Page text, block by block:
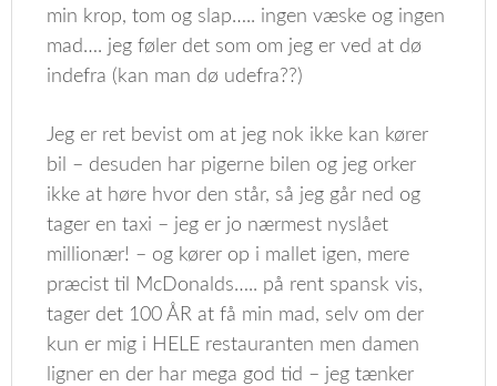
min krop, tom og slap….. ingen væske og ingen
mad…. jeg føler det som om jeg er ved at dø
indefra (kan man dø udefra??)
Jeg er ret bevist om at jeg nok ikke kan kører
bil – desuden har pigerne bilen og jeg orker
ikke at høre hvor den står, så jeg går ned og
tager en taxi – jeg er jo nærmest nyslået
millionær! – og kører op i mallet igen, mere
præcist til McDonalds….. på rent spansk vis,
tager det 100 ÅR at få min mad, selv om der
kun er mig i HELE restauranten men damen
ligner en der har mega god tid – jeg tænker